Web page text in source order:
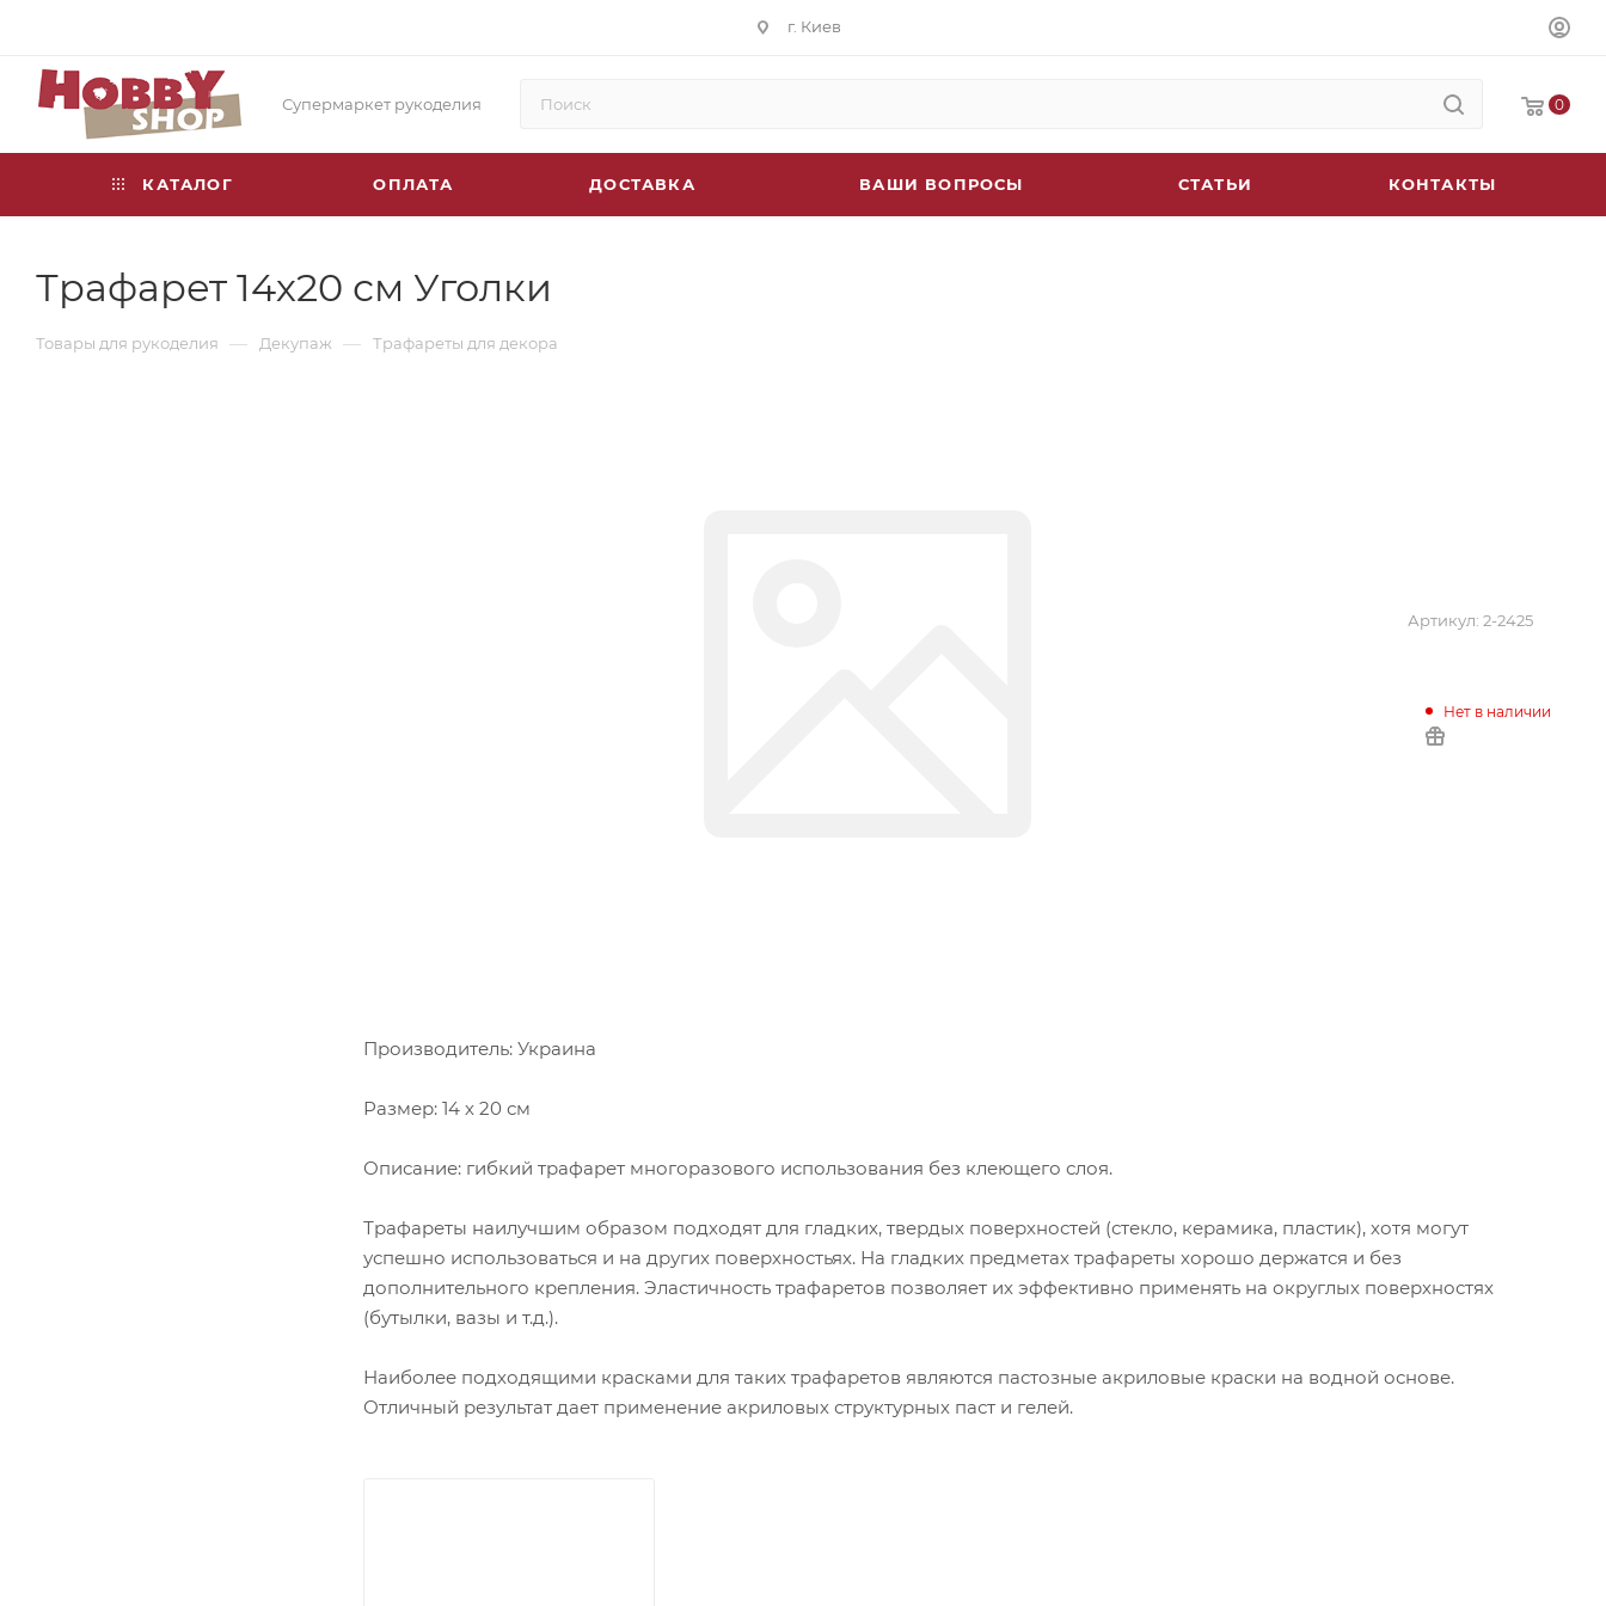
г. Киев
Супермаркет рукоделия 0
КАТАЛОГ ОПЛАТА ДОСТАВКА ВАШИ ВОПРОСЫ СТАТЬИ КОНТАКТЫ
Трафарет 14х20 см Уголки
Товары для рукоделия — Декупаж — Трафареты для декора
Артикул: 2-2425
Нет в наличии
Производитель: Украина
Размер: 14 х 20 см
Описание: гибкий трафарет многоразового использования без клеющего слоя.
Трафареты наилучшим образом подходят для гладких, твердых поверхностей (стекло, керамика, пластик), хотя могут
успешно использоваться и на других поверхностьях. На гладких предметах трафареты хорошо держатся и без
дополнительного крепления. Эластичность трафаретов позволяет их эффективно применять на округлых поверхностях
(бутылки, вазы и т.д.).
Наиболее подходящими красками для таких трафаретов являются пастозные акриловые краски на водной основе.
Отличный результат дает применение акриловых структурных паст и гелей.